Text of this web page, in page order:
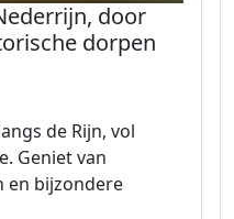
door
dorpen
de Rijn, vol
Geniet van
en bijzondere